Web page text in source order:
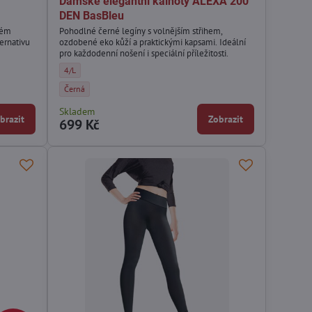
Gatta - Velikost:
20 DEN Gatta - Velikost:
20 DEN Gatta - Velikost:
Gatta - Barva:
DEN BasBleu
Pohodlné černé legíny s volnějším střihem,
ozdobené eko kůží a praktickými kapsami. Ideální
pro každodenní nošení i speciální příležitosti.
Dámské elegantní kalhoty ALEXA 200 DEN BasBleu - Velikost:
4/L
Dámské elegantní kalhoty ALEXA 200 DEN BasBleu - Barva:
Černá
Skladem
699 Kč Zobrazit